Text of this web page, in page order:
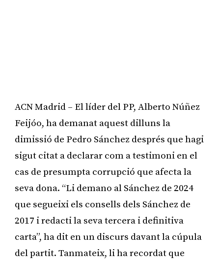
ACN Madrid – El líder del PP, Alberto Núñez
Feijóo, ha demanat aquest dilluns la
dimissió de Pedro Sánchez després que hagi
sigut citat a declarar com a testimoni en el
cas de presumpta corrupció que afecta la
seva dona. “Li demano al Sánchez de 2024
que segueixi els consells dels Sánchez de
2017 i redacti la seva tercera i definitiva
carta”, ha dit en un discurs davant la cúpula
del partit. Tanmateix, li ha recordat que